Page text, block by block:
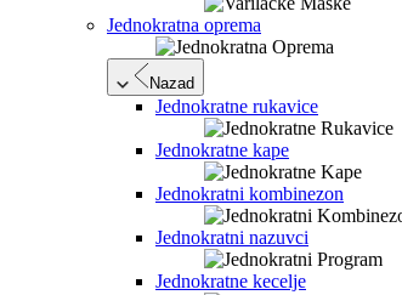
Jednokratna oprema
Nazad
Jednokratne rukavice
Jednokratne kape
Jednokratni kombinezon
Jednokratni nazuvci
Jednokratne kecelje